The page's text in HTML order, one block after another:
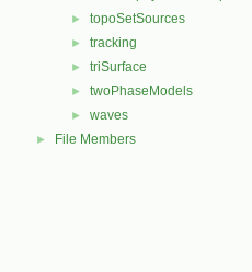
► topoSetSources
► tracking
► triSurface
► twoPhaseModels
► waves
► File Members